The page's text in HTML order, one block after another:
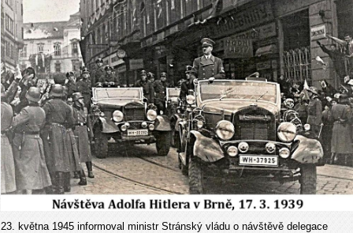
23. května 1945 informoval ministr Stránský vládu o návštěvě de­legace